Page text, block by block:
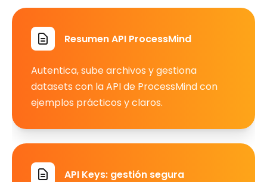
Resumen API ProcessMind
Autentica, sube archivos y gestiona
datasets con la API de ProcessMind con
ejemplos prácticos y claros.
API Keys: gestión segura